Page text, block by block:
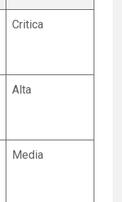
Critica
Alta
Media